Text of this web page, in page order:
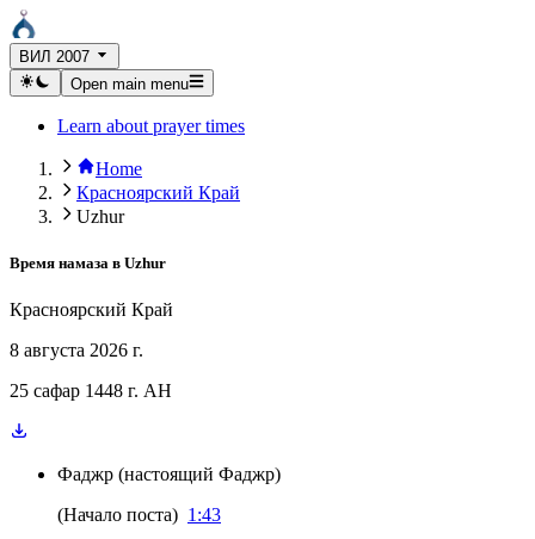
ВИЛ 2007
Open main menu
Learn about prayer times
Home
Красноярский Край
Uzhur
Время намаза в Uzhur
Красноярский Край
8 августа 2026 г.
25 сафар 1448 г. AH
Фаджр (настоящий Фаджр)
(Начало поста) 1:43